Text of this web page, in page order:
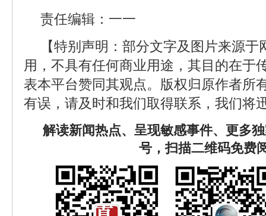
责任编辑：一一
【特别声明：部分文字及图片来源
用，不具有任何商业用途，其目的在于
表本平台赞同其观点。版权归原作者所
有误，请及时和我们取得联系，我们将
解读新闻热点、呈现敏感事件、更多
号，扫描二维码免费